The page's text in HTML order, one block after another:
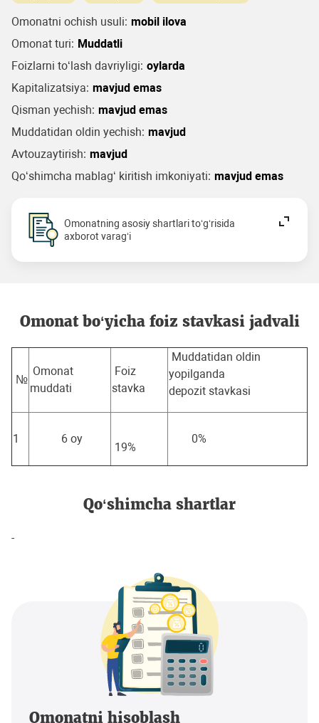
Omonatni ochish usuli: mobil ilova
Omonat turi: Muddatli
Foizlarni to‘lash davriyligi: oylarda
Kapitalizatsiya: mavjud emas
Qisman yechish: mavjud emas
Muddatidan oldin yechish: mavjud
Avtouzaytirish: mavjud
Qo‘shimcha mablag‘ kiritish imkoniyati: mavjud emas
Omonatning asosiy shartlari to‘g‘risida
axborot varag‘i
Omonat bo‘yicha foiz stavkasi jadvali
№
Omonat
muddati
Foiz
stavka
Muddatidan oldin
yopilganda
depozit stavkasi
1 6 oy
19%
0%
Qo‘shimcha shartlar
-
Omonatni hisoblash